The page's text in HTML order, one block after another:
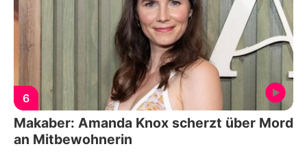
6
Makaber: Amanda Knox scherzt über Mord
an Mitbewohnerin